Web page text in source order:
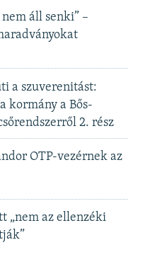
áll senki” –
a szuverenitást:
kormány a Bős-
2. rész
OTP-vezérnek az
„nem az ellenzéki